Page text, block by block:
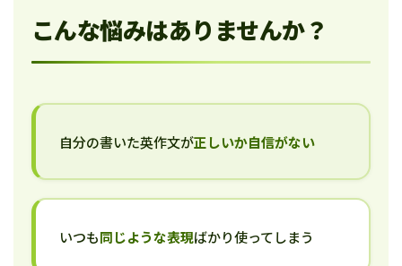
こんな悩みはありませんか？
自分の書いた英作文が正しいか自信がない
いつも同じような表現ばかり使ってしまう